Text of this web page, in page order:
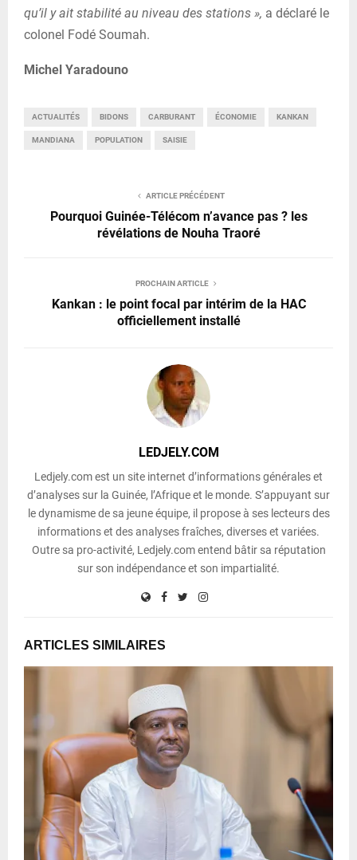
qu’il y ait stabilité au niveau des stations », a déclaré le
colonel Fodé Soumah.
Michel Yaradouno
ACTUALITÉS BIDONS CARBURANT ÉCONOMIE KANKAN
MANDIANA POPULATION SAISIE
ARTICLE PRÉCÉDENT
Pourquoi Guinée-Télécom n’avance pas ? les
révélations de Nouha Traoré
PROCHAIN ARTICLE
Kankan : le point focal par intérim de la HAC
officiellement installé
LEDJELY.COM
Ledjely.com est un site internet d’informations générales et
d’analyses sur la Guinée, l’Afrique et le monde. S’appuyant sur
le dynamisme de sa jeune équipe, il propose à ses lecteurs des
informations et des analyses fraîches, diverses et variées.
Outre sa pro-activité, Ledjely.com entend bâtir sa réputation
sur son indépendance et son impartialité.
ARTICLES SIMILAIRES